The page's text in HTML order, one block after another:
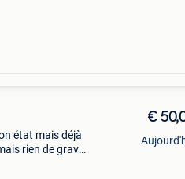
état mais déjà
rien de grave.
€